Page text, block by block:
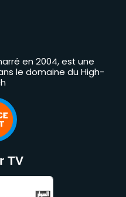
en 2004, est une
le domaine du High-
TV